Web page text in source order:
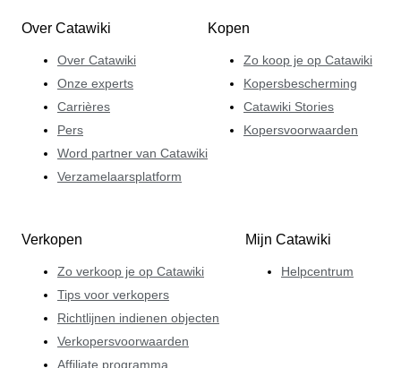
Over Catawiki
Over Catawiki
Onze experts
Carrières
Pers
Word partner van Catawiki
Verzamelaarsplatform
Kopen
Zo koop je op Catawiki
Kopersbescherming
Catawiki Stories
Kopersvoorwaarden
Verkopen
Zo verkoop je op Catawiki
Tips voor verkopers
Richtlijnen indienen objecten
Verkopersvoorwaarden
Affiliate programma
Mijn Catawiki
Helpcentrum